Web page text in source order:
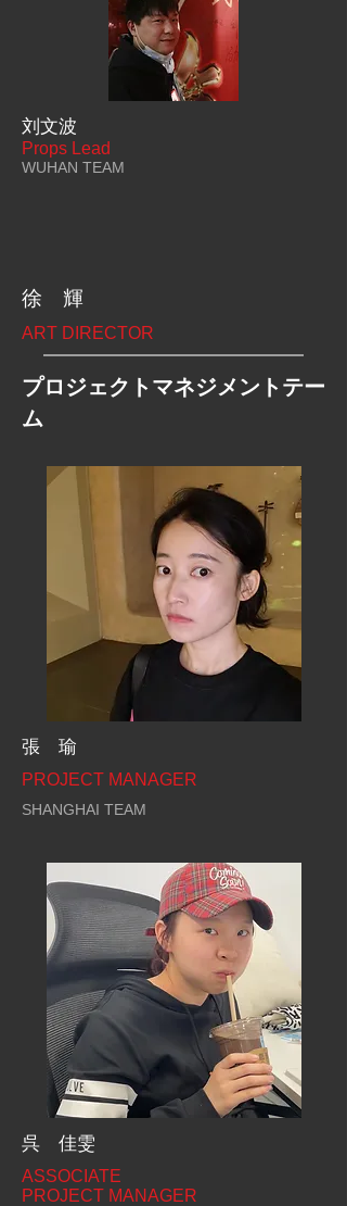
刘文波
Props Lead
WUHAN TEAM
徐 輝
ART DIRECTOR
プロジェクトマネジメントテー
ム
張 瑜
PROJECT MANAGER
SHANGHAI TEAM
呉 佳雯
ASSOCIATE
PROJECT MANAGER